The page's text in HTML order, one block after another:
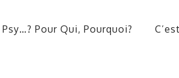
Psy…? Pour Qui, Pourquoi?